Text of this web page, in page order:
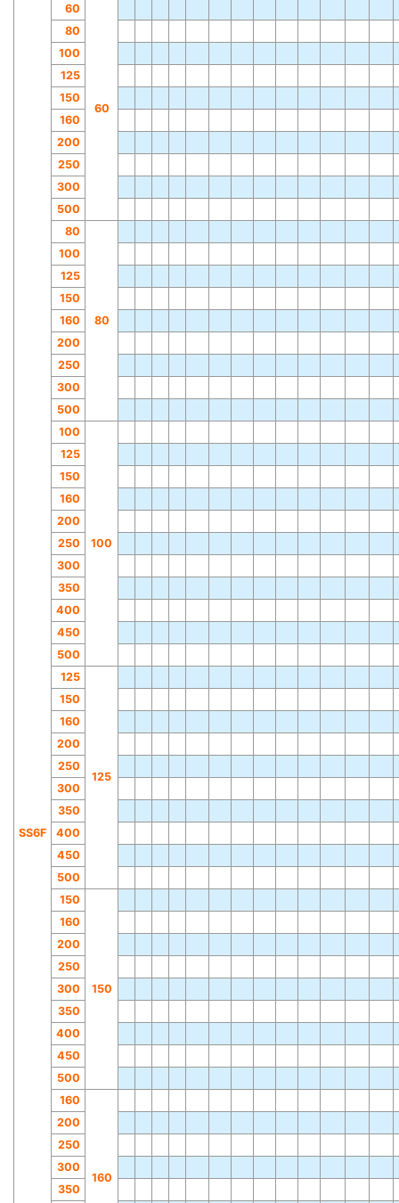
SS6F
60
60
80
100
125
150
160
200
250
300
500
80
80
100
125
150
160
200
250
300
500
100
100
125
150
160
200
250
300
350
400
450
500
125
125
150
160
200
250
300
350
400
450
500
150
150
160
200
250
300
350
400
450
500
160
160
200
250
300
350